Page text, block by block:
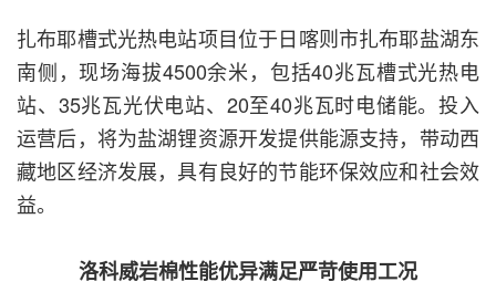
扎布耶槽式光热电站项目位于日喀则市扎布耶盐湖东
南侧，现场海拔4500余米，包括40兆瓦槽式光热电
站、35兆瓦光伏电站、20至40兆瓦时电储能。投入
运营后，将为盐湖锂资源开发提供能源支持，带动西
藏地区经济发展，具有良好的节能环保效应和社会效
益。
洛科威岩棉性能优异满足严苛使用工况